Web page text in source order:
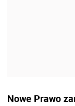
Nowe Prawo